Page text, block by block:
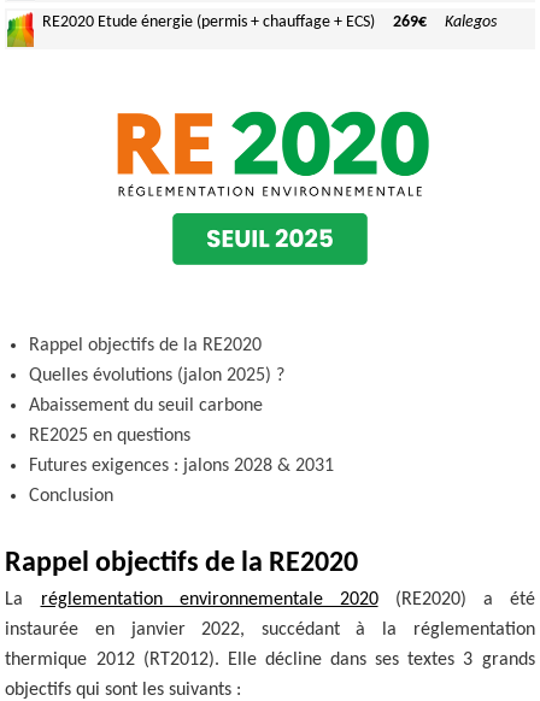
RE2020 Etude énergie (permis + chauffage + ECS) 269€ Kalegos
Rappel objectifs de la RE2020
Quelles évolutions (jalon 2025) ?
Abaissement du seuil carbone
RE2025 en questions
Futures exigences : jalons 2028 & 2031
Conclusion
Rappel objectifs de la RE2020
La réglementation environnementale 2020(RE2020) a été
instaurée en janvier 2022, succédant à la réglementation
thermique 2012 (RT2012). Elle décline dans ses textes 3 grands
objectifs qui sont les suivants :